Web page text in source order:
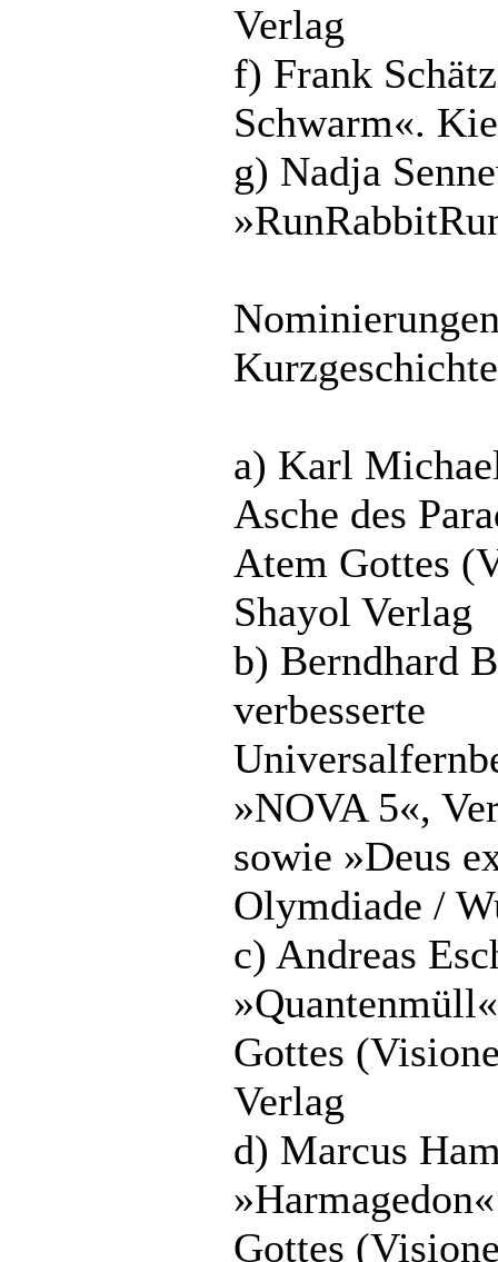
Verlag
f) Frank
Schwarm«.
g) Nadja
Kurzgeschichte
a) Karl
Asche des
Atem Gottes
Shayol Verlag
b) Berndhard
verbesserte
»NOVA 5«,
sowie »Deus
Olymdiade /
c) Andreas
Gottes
Verlag
d) Marcus
Gottes